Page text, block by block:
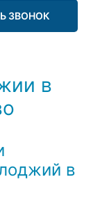
ЗВОНОК
в
в